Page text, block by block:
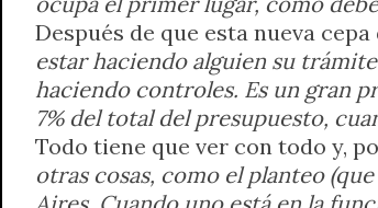
Después de que esta nueva
estar haciendo alguien su
haciendo controles. Es un gran
7% del total del presupuesto,
Todo tiene que ver con todo y,
otras cosas, como el planteo